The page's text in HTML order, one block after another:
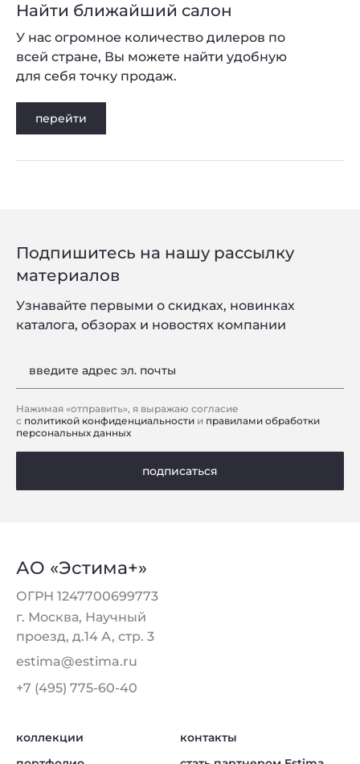
Найти ближайший салон
перейти
У нас огромное количество дилеров по
всей стране, Вы можете найти удобную
для себя точку продаж.
Подпишитесь на нашу рассылку
материалов
Узнавайте первыми о скидках, новинках
каталога, обзорах и новостях компании
введите адрес эл. почты
Нажимая «отправить», я выражаю согласие
сполитикой конфиденциальности
АО «Эстима+»
ОГРН 1247700699773
г. Москва, Научный
estima@estima.ru